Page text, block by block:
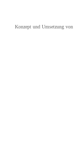
Konzept und Umsetzung von